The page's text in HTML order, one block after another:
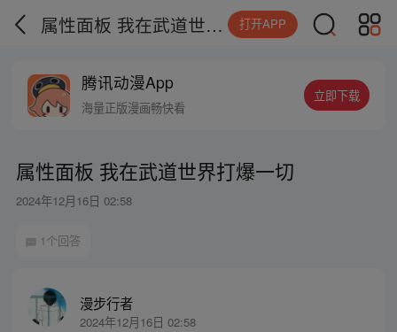
属性面板 我在武道世界打爆一切 打开APP
腾讯动漫App
海量正版漫画畅快看
立即下载
属性面板 我在武道世界打爆一切
2024年12月16日 02:58
1个回答
漫步行者
2024年12月16日 02:58